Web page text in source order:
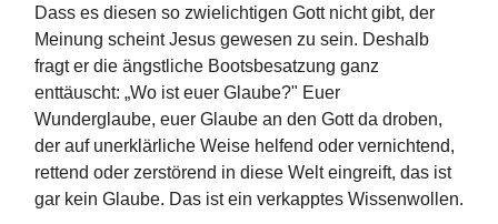
Dass es diesen so zwielichtigen Gott nicht gibt, der
Meinung scheint Jesus gewesen zu sein. Deshalb
fragt er die ängstliche Bootsbesatzung ganz
enttäuscht: „Wo ist euer Glaube?" Euer
Wunderglaube, euer Glaube an den Gott da droben,
der auf unerklärliche Weise helfend oder vernichtend,
rettend oder zerstörend in diese Welt eingreift, das ist
gar kein Glaube. Das ist ein verkapptes Wissenwollen.